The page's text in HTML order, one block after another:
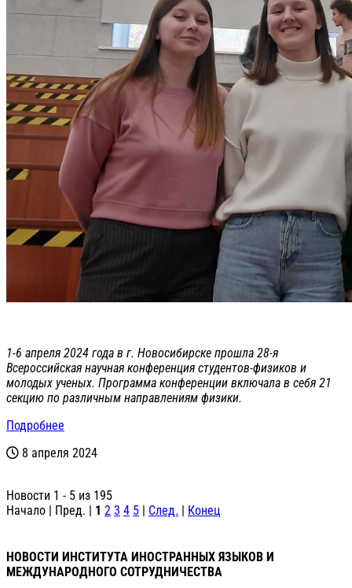
1-6 апреля 2024 года в г. Новосибирске прошла 28-я
Всероссийская научная конференция студентов-физиков и
молодых ученых. Программа конференции включала в себя 21
секцию по различным направлениям физики.
Подробнее
8 апреля 2024
Новости 1 - 5 из 195
Начало | Пред. | 1 2 3 4 5 | След. | Конец
НОВОСТИ ИНСТИТУТА ИНОСТРАННЫХ ЯЗЫКОВ И
МЕЖДУНАРОДНОГО СОТРУДНИЧЕСТВА